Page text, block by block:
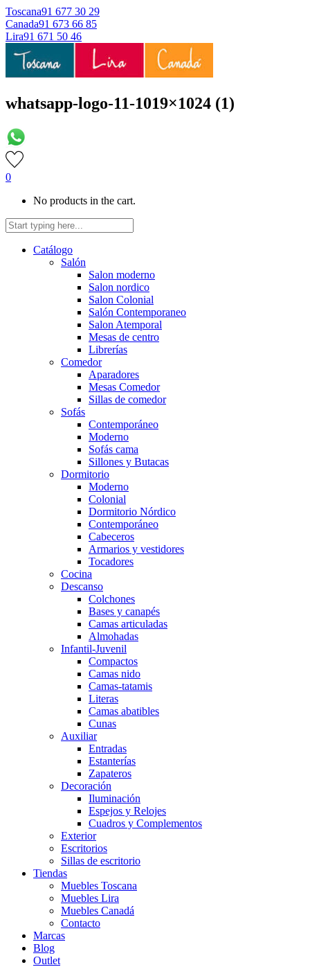
Toscana91 677 30 29
Canada91 673 66 85
Lira91 671 50 46
whatsapp-logo-11-1019×1024 (1)
0
No products in the cart.
Catálogo
Salón
Salon moderno
Salon nordico
Salon Colonial
Salón Contemporaneo
Salon Atemporal
Mesas de centro
Librerías
Comedor
Aparadores
Mesas Comedor
Sillas de comedor
Sofás
Contemporáneo
Moderno
Sofás cama
Sillones y Butacas
Dormitorio
Moderno
Colonial
Dormitorio Nórdico
Contemporáneo
Cabeceros
Armarios y vestidores
Tocadores
Cocina
Descanso
Colchones
Bases y canapés
Camas articuladas
Almohadas
Infantil-Juvenil
Compactos
Camas nido
Camas-tatamis
Literas
Camas abatibles
Cunas
Auxiliar
Entradas
Estanterías
Zapateros
Decoración
Iluminación
Espejos y Relojes
Cuadros y Complementos
Exterior
Escritorios
Sillas de escritorio
Tiendas
Muebles Toscana
Muebles Lira
Muebles Canadá
Contacto
Marcas
Blog
Outlet